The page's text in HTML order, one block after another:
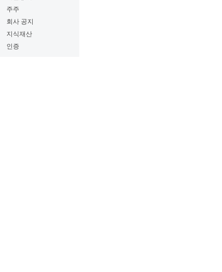
주주
회사 공지
지식재산
인증